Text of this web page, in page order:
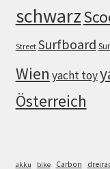
schwarz
Street Surfboard
Wien yacht toy
Österreich
akku bike Carbon